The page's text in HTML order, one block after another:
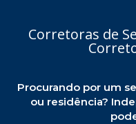
Corretoras de
Procurando por um
ou residência?